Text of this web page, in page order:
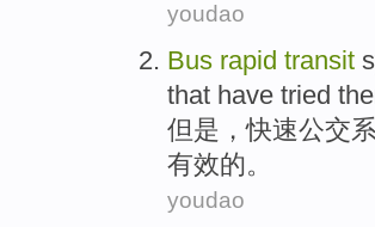
youdao
Bus rapid transit
that have tried
但是，快速公交
有效的。
youdao